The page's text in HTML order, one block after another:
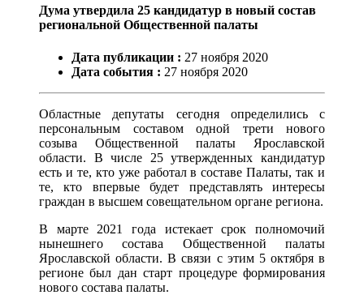
Дума утвердила 25 кандидатур в новый состав
региональной Общественной палаты
Дата публикации : 27 ноября 2020
Дата события : 27 ноября 2020
Областные депутаты сегодня определились с
персональным составом одной трети нового
созыва Общественной палаты Ярославской
области. В числе 25 утвержденных кандидатур
есть и те, кто уже работал в составе Палаты, так и
те, кто впервые будет представлять интересы
граждан в высшем совещательном органе региона.
В марте 2021 года истекает срок полномочий
нынешнего состава Общественной палаты
Ярославской области. В связи с этим 5 октября в
регионе был дан старт процедуре формирования
нового состава палаты.